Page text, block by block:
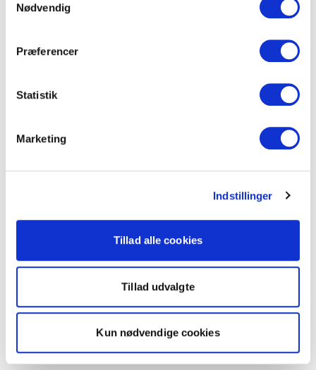
Nødvendig
Præferencer
Statistik
Marketing
Indstillinger
Tillad alle cookies
Tillad udvalgte
Kun nødvendige cookies